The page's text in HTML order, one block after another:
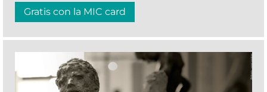
Gratis con la MIC card